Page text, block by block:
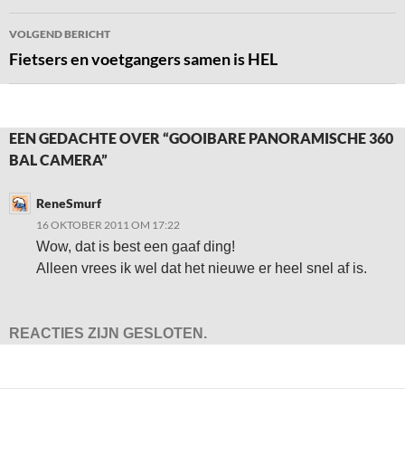
VOLGEND BERICHT
Fietsers en voetgangers samen is HEL
EEN GEDACHTE OVER “GOOIBARE PANORAMISCHE 360
BAL CAMERA”
ReneSmurf
16 OKTOBER 2011 OM 17:22
Wow, dat is best een gaaf ding!
Alleen vrees ik wel dat het nieuwe er heel snel af is.
REACTIES ZIJN GESLOTEN.